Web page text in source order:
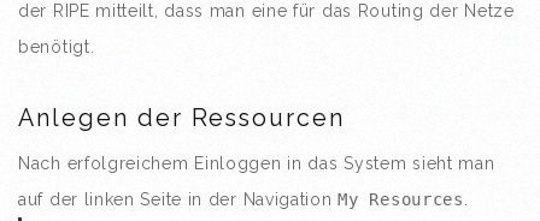
der RIPE mitteilt, dass man eine für das Routing der Netze
benötigt.
Anlegen der Ressourcen
Nach erfolgreichem Einloggen in das System sieht man
auf der linken Seite in der NavigationMy Resources